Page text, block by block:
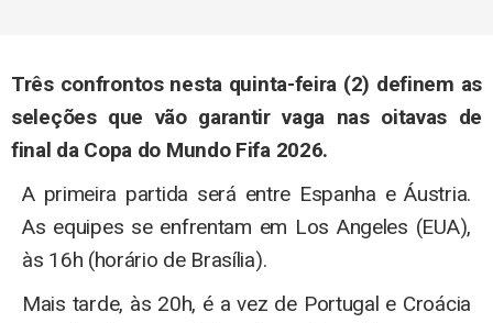
Três confrontos nesta quinta-feira (2) definem as
seleções que vão garantir vaga nas oitavas de
final da Copa do Mundo Fifa 2026.
A primeira partida será entre Espanha e Áustria.
As equipes se enfrentam em Los Angeles (EUA),
às 16h (horário de Brasília).
Mais tarde, às 20h, é a vez de Portugal e Croácia